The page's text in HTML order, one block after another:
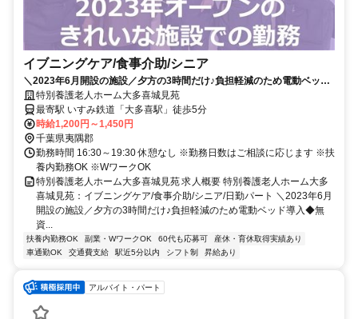
イブニングケア/食事介助/シニア
＼2023年6月開設の施設／夕方の3時間だけ♪負担軽減のため電動ベッド
導入◆無資格OK！＜シニア雇用促進求人＞日数応相談◎【夷隅郡、大多
喜駅、特養、イブニングケア/食事介助（シニア）、日勤パート】
特別養護老人ホーム大多喜城見苑
最寄駅 いすみ鉄道「大多喜駅」徒歩5分
時給1,200円～1,450円
千葉県夷隅郡
勤務時間 16:30～19:30 休憩なし ※勤務日数はご相談に応じます ※扶
養内勤務OK ※WワークOK
特別養護老人ホーム大多喜城見苑 求人概要 特別養護老人ホーム大多
喜城見苑：イブニングケア/食事介助/シニア/日勤パート ＼2023年6月
開設の施設／夕方の3時間だけ♪負担軽減のため電動ベッド導入◆無
資...
扶養内勤務OK 副業・WワークOK 60代も応募可
産休・育休取得実績あり
車通勤OK
交通費支給 駅近5分以内 シフト制 昇給あり
アルバイト・パート